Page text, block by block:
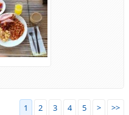
1 2 3 4 5 > >>